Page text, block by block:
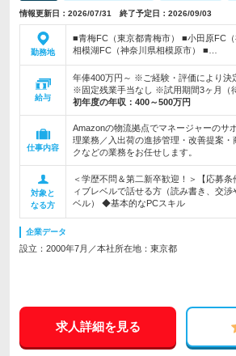
情報更新日：2026/07/31 終了予定日：2026/09/03
勤務地
■青梅FC（東京都青梅市） ■小田原FC
相模湖FC（神奈川県相模原市） ■…
給与
年俸400万円～ ※ご経験・評価により決
※固定残業手当なし ※試用期間3ヶ月（
初年度の年収： 400～500万円
仕事内容
Amazonの物流拠点でマネージャーのサ
理業務／入出荷の進捗管理・改善提案・
クなどの業務をお任せします。
対象と
なる方
＜学歴不問＆第二新卒歓迎！＞【応募
ィブレベルで話せる方（読み書き、交
ベル） ◆基本的なPCスキル
企業データ
設立：2000年7月／本社所在地：東京都
求人詳細を見る